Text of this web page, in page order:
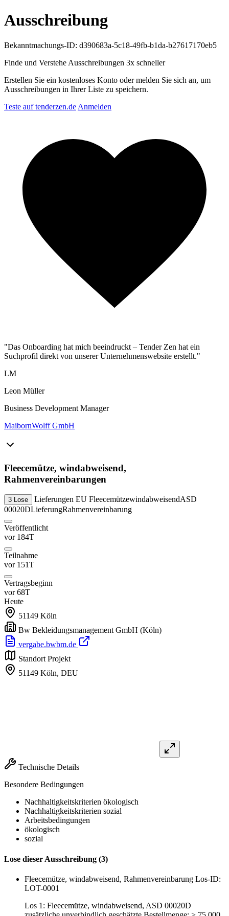
Ausschreibung
Bekanntmachungs-ID: d390683a-5c18-49fb-b1da-b27617170eb5
Finde und Verstehe Ausschreibungen 3x schneller
Erstellen Sie ein kostenloses Konto oder melden Sie sich an, um
Ausschreibungen in Ihrer Liste zu speichern.
Teste auf tenderzen.de Anmelden
"Das Onboarding hat mich beeindruckt – Tender Zen hat ein
Suchprofil direkt von unserer Unternehmenswebsite erstellt."
LM
Leon Müller
Business Development Manager
MaibornWolff GmbH
Fleecemütze, windabweisend,
Rahmenvereinbarungen
3 Lose Lieferungen EU FleecemützewindabweisendASD
00020DLieferungRahmenvereinbarung
Veröffentlicht
vor 184T
Teilnahme
vor 151T
Vertragsbeginn
vor 68T
Heute
51149 Köln
Bw Bekleidungsmanagement GmbH (Köln)
vergabe.bwbm.de
Standort Projekt
51149 Köln, DEU
Technische Details
Besondere Bedingungen
Nachhaltigkeitskriterien ökologisch
Nachhaltigkeitskriterien sozial
Arbeitsbedingungen
ökologisch
sozial
Lose dieser Ausschreibung (3)
Fleecemütze, windabweisend, Rahmenvereinbarung Los-ID:
LOT-0001
Los 1: Fleecemütze, windabweisend, ASD 00020D